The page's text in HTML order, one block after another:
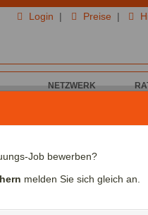
Login | Preise |
NETZWERK
für 300 qm Garten gesucht
Dietzenbach
Zwischen 30 - 50
Job bewerben?
melden Sie sich gleich an.